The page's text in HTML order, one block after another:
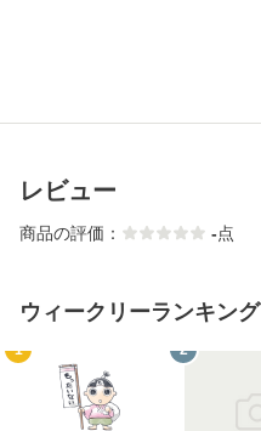
レビュー
商品の評価： -点
ウィークリーランキング
1 2